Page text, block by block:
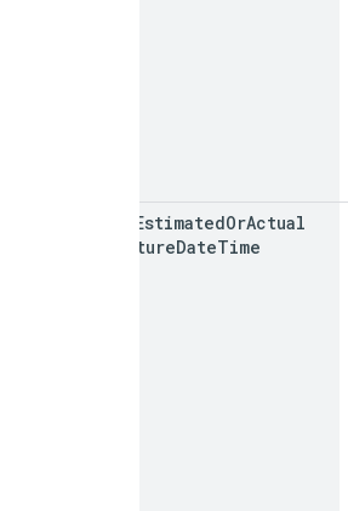
EstimatedOrActual
DepartureDateTime